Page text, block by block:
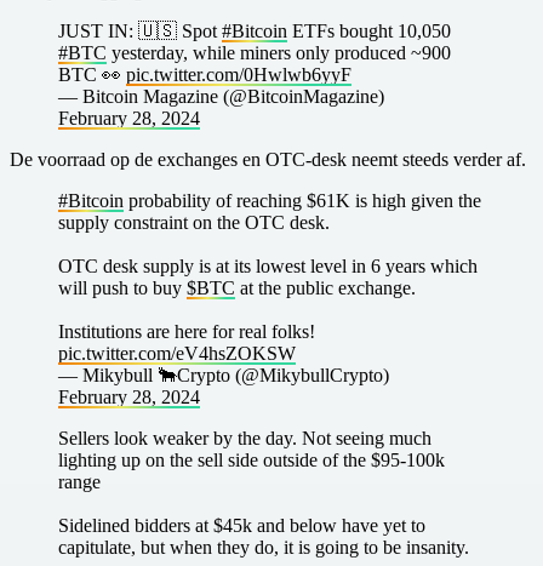
JUST IN: 🇺🇸 Spot #Bitcoin ETFs bought 10,050
#BTC yesterday, while miners only produced ~900
BTC 👀 pic.twitter.com/0Hwlwb6yyF
— Bitcoin Magazine (@BitcoinMagazine)
February 28, 2024
De voorraad op de exchanges en OTC-desk neemt steeds verder af.
#Bitcoin probability of reaching $61K is high given the
supply constraint on the OTC desk.
OTC desk supply is at its lowest level in 6 years which
will push to buy $BTC at the public exchange.
Institutions are here for real folks!
pic.twitter.com/eV4hsZOKSW
— Mikybull 🐂Crypto (@MikybullCrypto)
February 28, 2024
Sellers look weaker by the day. Not seeing much
lighting up on the sell side outside of the $95-100k
range
Sidelined bidders at $45k and below have yet to
capitulate, but when they do, it is going to be insanity.